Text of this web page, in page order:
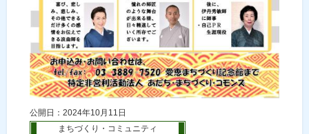
公開日：2024年10月11日
まちづくり・コミュニティ